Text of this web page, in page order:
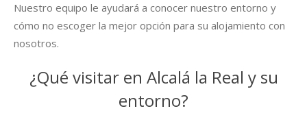
Nuestro equipo le ayudará a conocer nuestro entorno y
cómo no escoger la mejor opción para su alojamiento con
nosotros.
¿Qué visitar en Alcalá la Real y su
entorno?